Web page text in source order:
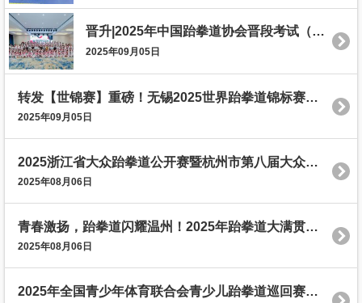
晋升|2025年中国跆拳道协会晋段考试（浙江金华站）圆满结束！
2025年09月05日
转发【世锦赛】重磅！无锡2025世界跆拳道锦标赛十月开赛
2025年09月05日
2025浙江省大众跆拳道公开赛暨杭州市第八届大众跆拳道锦标赛公开赛圆满结束
2025年08月06日
青春激扬，跆拳道闪耀温州！2025年跆拳道大满贯世青俱乐部联赛·温州站暨第五届青红之战跆拳道公开赛圆满落幕！
2025年08月06日
2025年全国青少年体育联合会青少儿跆拳道巡回赛（浙江柯桥站）落幕